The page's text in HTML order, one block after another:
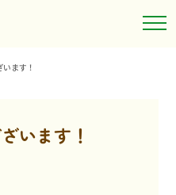
ます！
います！